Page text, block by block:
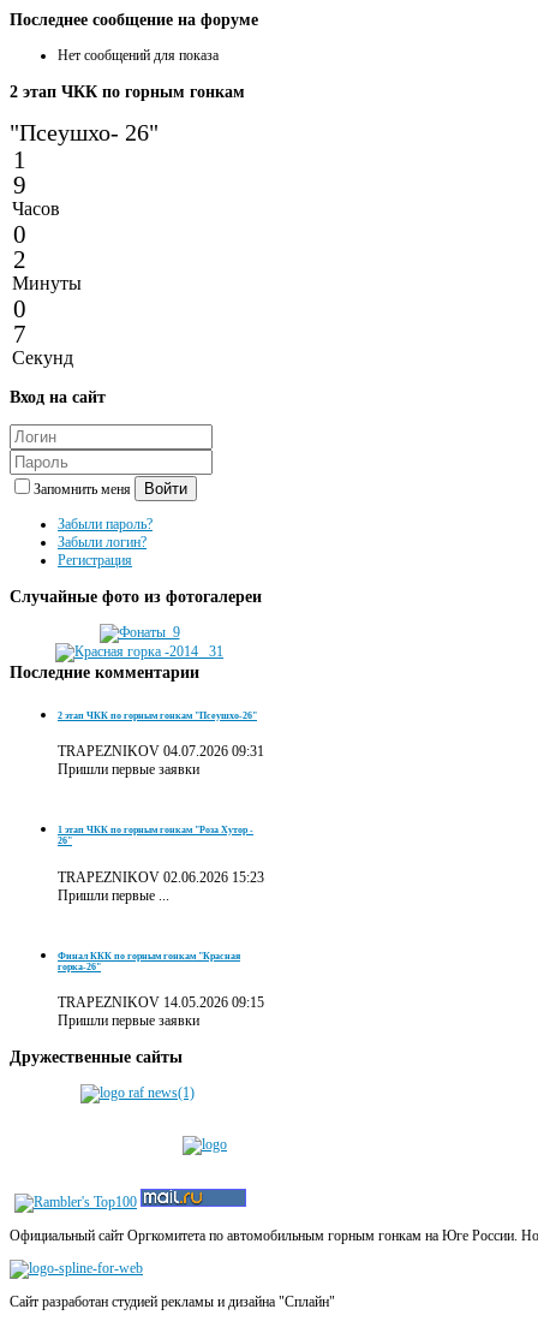
Последнее сообщение на форуме
Нет сообщений для показа
2 этап ЧКК по горным гонкам
"Псеушхо- 26"
1
9
Часов
0
2
Минуты
0
7
Секунд
Вход на сайт
Запомнить меня Войти
Забыли пароль?
Забыли логин?
Регистрация
Случайные фото из фотогалереи
Последние комментарии
2 этап ЧКК по горным гонкам "Псеушхо-26"
TRAPEZNIKOV 04.07.2026 09:31
Пришли первые заявки
1 этап ЧКК по горным гонкам "Роза Хутор -
26"
TRAPEZNIKOV 02.06.2026 15:23
Пришли первые ...
Финал ККК по горным гонкам "Красная
горка-26"
TRAPEZNIKOV 14.05.2026 09:15
Пришли первые заявки
Дружественные сайты
Официальный сайт Оргкомитета по автомобильным горным гонкам на Юге России.
Сайт разработан студией рекламы и дизайна "Сплайн"